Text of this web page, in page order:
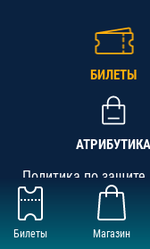
Билеты Магазин
БИЛЕТЫ
АТРИБУТИКА
Политика по
АНО «СК